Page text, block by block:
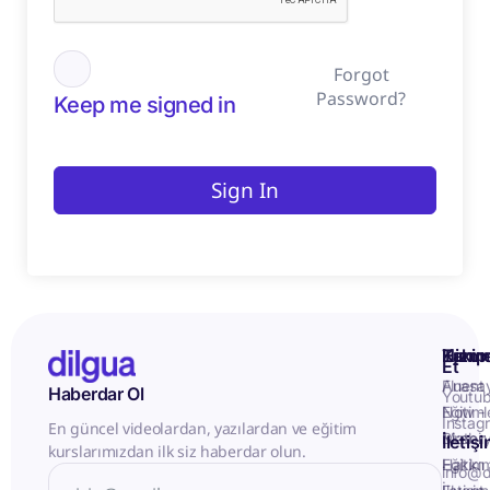
Keep me signed in
Forgot
Password?
Sign In
Haberdar Ol
En güncel videolardan, yazılardan ve eğitim
kurslarımızdan ilk siz haberdar olun.
Fluent
Now -
Birebir
Eğitim
Takip
Et